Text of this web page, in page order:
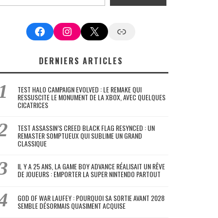
FacebookInstagram
X Google News
DERNIERS ARTICLES
TEST HALO CAMPAIGN EVOLVED : LE REMAKE QUI
RESSUSCITE LE MONUMENT DE LA XBOX, AVEC QUELQUES
CICATRICES
TEST ASSASSIN’S CREED BLACK FLAG RESYNCED : UN
REMASTER SOMPTUEUX QUI SUBLIME UN GRAND
CLASSIQUE
IL Y A 25 ANS, LA GAME BOY ADVANCE RÉALISAIT UN RÊVE
DE JOUEURS : EMPORTER LA SUPER NINTENDO PARTOUT
GOD OF WAR LAUFEY : POURQUOI SA SORTIE AVANT 2028
SEMBLE DÉSORMAIS QUASIMENT ACQUISE